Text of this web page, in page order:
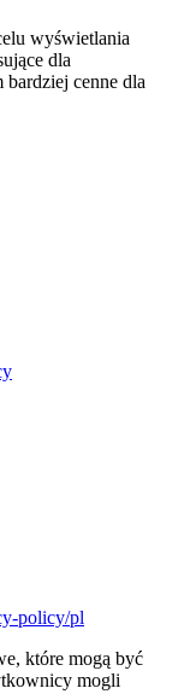
wyświetlania
dla
cenne dla
policy/pl
które mogą być
mogli